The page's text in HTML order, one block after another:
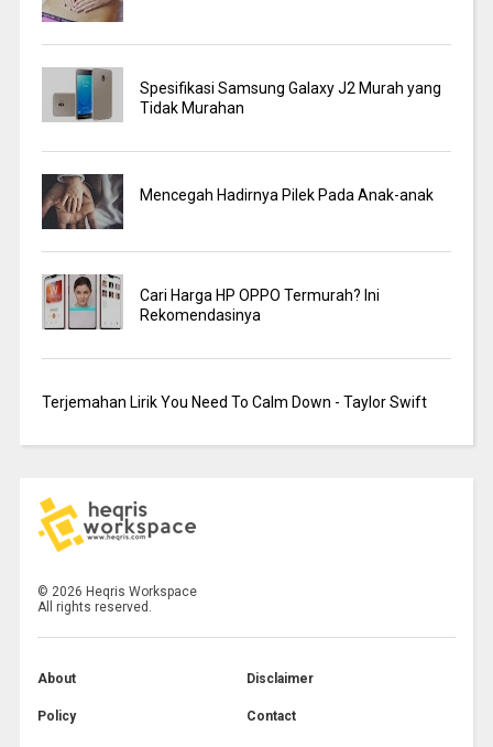
Spesifikasi Samsung Galaxy J2 Murah yang
Tidak Murahan
Mencegah Hadirnya Pilek Pada Anak-anak
Cari Harga HP OPPO Termurah? Ini
Rekomendasinya
Terjemahan Lirik You Need To Calm Down - Taylor Swift
© 2026 Heqris Workspace
All rights reserved.
About Disclaimer
Policy Contact